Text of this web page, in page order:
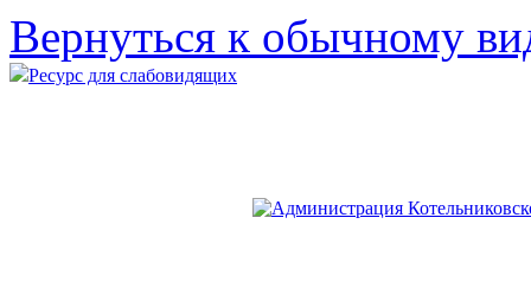
Вернуться к обычному
Ресурс для слабовидящих